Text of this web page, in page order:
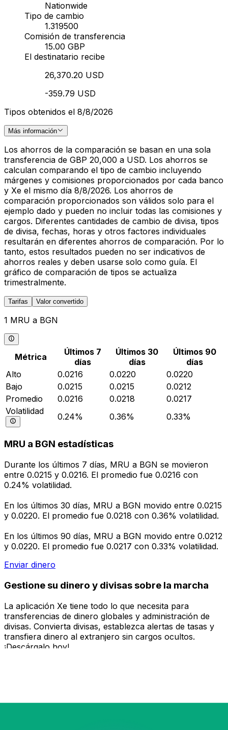
Nationwide
Tipo de cambio
1.319500
Comisión de transferencia
15.00 GBP
El destinatario recibe
26,370.20 USD
-359.79 USD
Tipos obtenidos el 8/8/2026
Más información
Los ahorros de la comparación se basan en una sola
transferencia de GBP 20,000 a USD. Los ahorros se
calculan comparando el tipo de cambio incluyendo
márgenes y comisiones proporcionados por cada banco
y Xe el mismo día 8/8/2026. Los ahorros de
comparación proporcionados son válidos solo para el
ejemplo dado y pueden no incluir todas las comisiones y
cargos. Diferentes cantidades de cambio de divisa, tipos
de divisa, fechas, horas y otros factores individuales
resultarán en diferentes ahorros de comparación. Por lo
tanto, estos resultados pueden no ser indicativos de
ahorros reales y deben usarse solo como guía. El
gráfico de comparación de tipos se actualiza
trimestralmente.
Tarifas Valor convertido
1 MRU a BGN
Métrica
Últimos 7
días
Últimos 30
días
Últimos 90
días
Alto
0.0216 0.0220
0.0220
Bajo
0.0215 0.0215
0.0212
Promedio
0.0216 0.0218
0.0217
Volatilidad
0.24% 0.36% 0.33%
MRU a BGN estadísticas
Durante los últimos 7 días, MRU a BGN se movieron
entre 0.0215 y 0.0216. El promedio fue 0.0216 con
0.24% volatilidad.
En los últimos 30 días, MRU a BGN movido entre 0.0215
y 0.0220. El promedio fue 0.0218 con 0.36% volatilidad.
En los últimos 90 días, MRU a BGN movido entre 0.0212
y 0.0220. El promedio fue 0.0217 con 0.33% volatilidad.
Enviar dinero
Gestione su dinero y divisas sobre la marcha
La aplicación Xe tiene todo lo que necesita para
transferencias de dinero globales y administración de
divisas. Convierta divisas, establezca alertas de tasas y
transfiera dinero al extranjero sin cargos ocultos.
¡Descárgalo hoy!